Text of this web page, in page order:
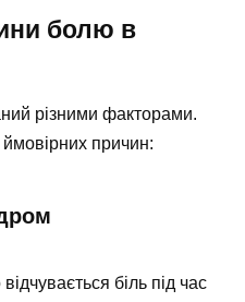
болю в
різними факторами.
причин:
біль під час